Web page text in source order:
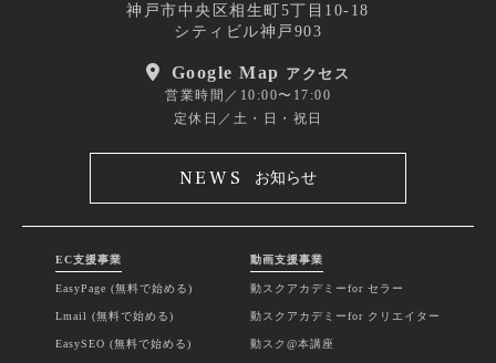
神戸市中央区相生町5丁目10-18
シティビル神戸903
Google Map アクセス
営業時間／10:00〜17:00
定休日／土・日・祝日
NEWS お知らせ
EC支援事業
EasyPage (無料で始める)
Lmail (無料で始める)
EasySEO (無料で始める)
動画支援事業
動スクアカデミーfor セラー
動スクアカデミーfor クリエイター
動スク@本講座